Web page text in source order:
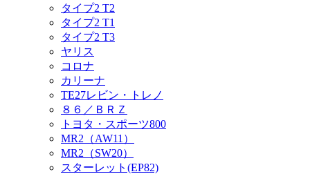
タイプ2 T2
タイプ2 T1
タイプ2 T3
ヤリス
コロナ
カリーナ
TE27レビン・トレノ
８６／ＢＲＺ
トヨタ・スポーツ800
MR2（AW11）
MR2（SW20）
スターレット(EP82)